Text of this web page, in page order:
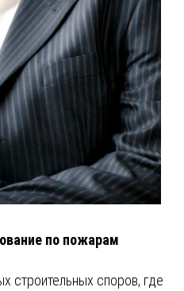
по пожарам
строительных споров, где